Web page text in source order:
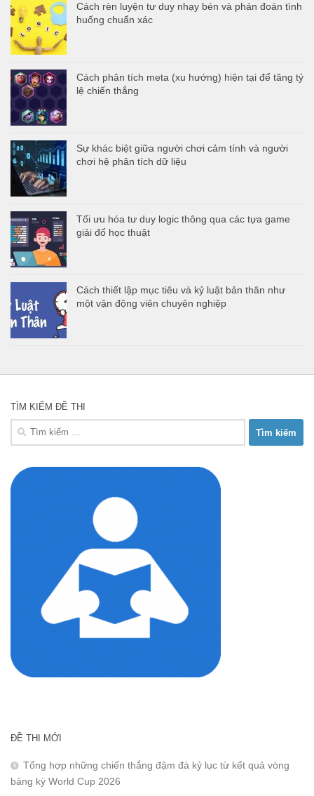
Cách rèn luyện tư duy nhạy bén và phán đoán tình
huống chuẩn xác
Cách phân tích meta (xu hướng) hiện tại để tăng tỷ
lệ chiến thắng
Sự khác biệt giữa người chơi cảm tính và người
chơi hệ phân tích dữ liệu
Tối ưu hóa tư duy logic thông qua các tựa game
giải đố học thuật
Cách thiết lập mục tiêu và kỷ luật bản thân như
một vận động viên chuyên nghiệp
TÌM KIẾM ĐỀ THI
Tìm
ĐỀ THI MỚI
Tổng hợp những chiến thắng đậm đà kỷ lục từ kết quả vòng
bảng kỳ World Cup 2026